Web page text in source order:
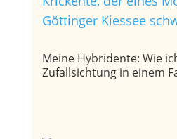
Meine Hybridente: Wie
Zufallsichtung in einem